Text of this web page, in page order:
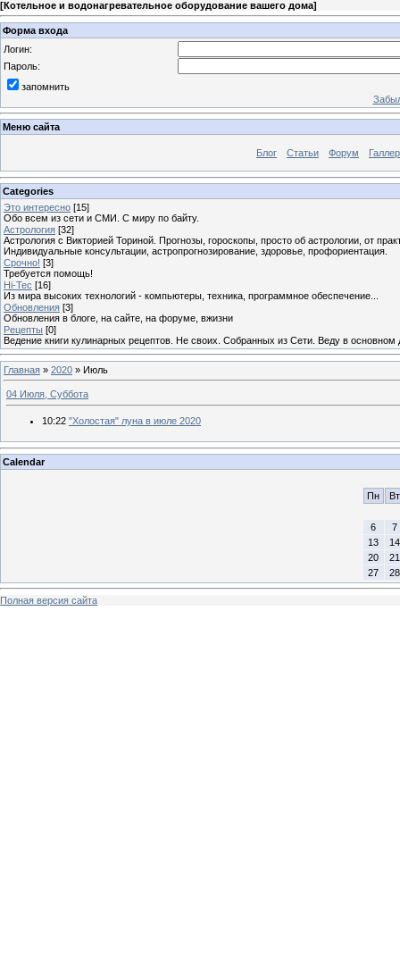
[Котельное и водонагревательное оборудование вашего дома]
Форма входа
Логин:
Пароль:
запомнить
Меню сайта
Блог Статьи Форум
Categories
Это интересно [15]
Обо всем из сети и СМИ. С миру по байту.
Астрология [32]
Астрология с Викторией Ториной. Прогнозы, гороскопы, просто об астрологии, от
Индивидуальные консультации, астропрогнозирование, здоровье, профориентация.
Срочно! [3]
Требуется помощь!
Hi-Tec [16]
Из мира высоких технологий - компьютеры, техника, программное обеспечение...
Обновления [3]
Обновления в блоге, на сайте, на форуме, вжизни
Рецепты [0]
Ведение книги кулинарных рецептов. Не своих. Собранных из Сети. Веду в основном
Главная » 2020 » Июль
04 Июля, Суббота
10:22 "Холостая" луна в июле 2020
Calendar
Пн Вт
6
7
13
14
20
21
27
28
Полная версия сайта